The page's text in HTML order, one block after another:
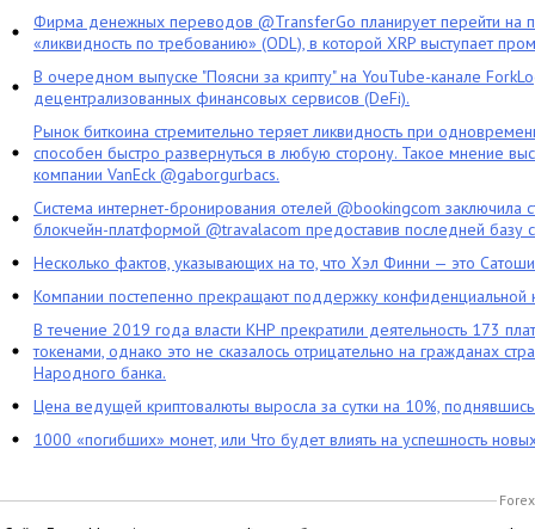
Фирма денежных переводов @TransferGo планирует перейти на
«ликвидность по требованию» (ODL), в которой XRP выступает
В очередном выпуске "Поясни за крипту" на YouTube-канале
децентрализованных финансовых сервисов (DeFi).
Рынок биткоина стремительно теряет ликвидность при
способен быстро развернуться в любую сторону. Такое мнение
компании VanEck @gaborgurbacs.
Система интернет-бронирования отелей @bookingcom заключила
блокчейн-платформой @travalacom предоставив последней базу
Несколько фактов, указывающих на то, что Хэл Финни — это
Компании постепенно прекращают поддержку конфиденциальной
В течение 2019 года власти КНР прекратили деятельность 173
токенами, однако это не сказалось отрицательно на гражданах
Народного банка.
Цена ведущей криптовалюты выросла за сутки на 10%,
1000 «погибших» монет, или Что будет влиять на успешность